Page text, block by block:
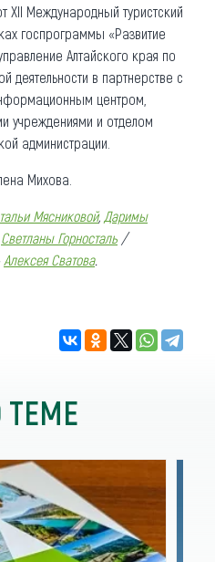
XII Международный туристский
госпрограммы «Развитие
Алтайского края по
деятельности в партнерстве с
центром,
учреждениями и отделом
администрации.
Михова.
Мясниковой, Даримы
Светланы Горносталь /
Алексея Сватова.
ТЕМЕ